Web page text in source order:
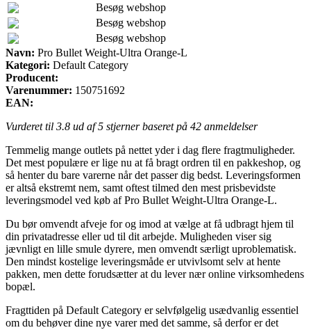
Besøg webshop
Besøg webshop
Besøg webshop
Navn: Pro Bullet Weight-Ultra Orange-L
Kategori: Default Category
Producent:
Varenummer: 150751692
EAN:
Vurderet til 3.8 ud af 5 stjerner baseret på 42 anmeldelser
Temmelig mange outlets på nettet yder i dag flere fragtmuligheder.
Det mest populære er lige nu at få bragt ordren til en pakkeshop, og
så henter du bare varerne når det passer dig bedst. Leveringsformen
er altså ekstremt nem, samt oftest tilmed den mest prisbevidste
leveringsmodel ved køb af Pro Bullet Weight-Ultra Orange-L.
Du bør omvendt afveje for og imod at vælge at få udbragt hjem til
din privatadresse eller ud til dit arbejde. Muligheden viser sig
jævnligt en lille smule dyrere, men omvendt særligt uproblematisk.
Den mindst kostelige leveringsmåde er utvivlsomt selv at hente
pakken, men dette forudsætter at du lever nær online virksomhedens
bopæl.
Fragttiden på Default Category er selvfølgelig usædvanlig essentiel
om du behøver dine nye varer med det samme, så derfor er det